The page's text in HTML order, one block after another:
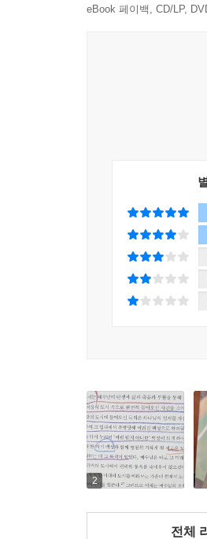
답변이 여기에 담겨 있
eBook 페이백, CD/LP,
2
전체